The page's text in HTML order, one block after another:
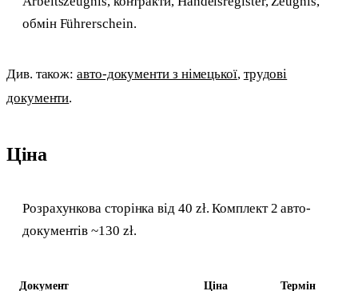
обмін Führerschein.
Див. також:авто-документи з німецької, трудові
документи.
Ціна
Розрахункова сторінка від 40 zł. Комплект 2 авто-
документів ~130 zł.
Документ Ціна Термін